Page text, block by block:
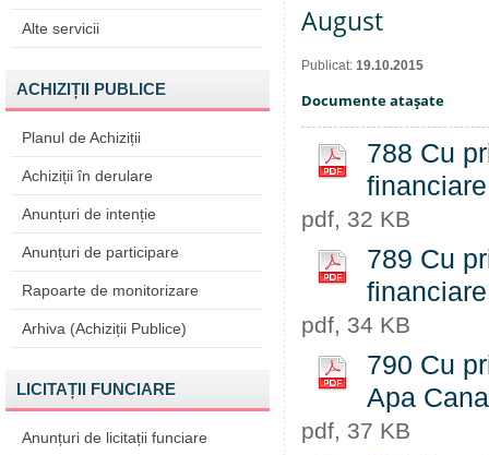
Alte servicii
ACHIZIȚII PUBLICE
Planul de Achiziții
Achiziții în derulare
Anunțuri de intenție
Anunțuri de participare
Rapoarte de monitorizare
Arhiva (Achiziții Publice)
LICITAȚII FUNCIARE
Anunțuri de licitații funciare
August
Publicat: 19.10.2015
Documente ataşate
788 Cu
pdf, 32 KB
789 Cu
pdf, 34 KB
790 Cu
Apa
pdf, 37 KB